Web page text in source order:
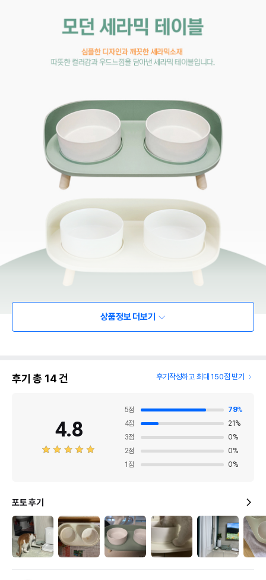
상품정보 더보기
후기 총 14건 후기작성하고 최대 150점 받기
4.8
5점 79%
4점 21 %
3점 0%
2점 0%
1 점 0%
포토 후기